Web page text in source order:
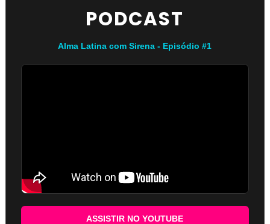
PODCAST
Alma Latina com Sirena - Episódio #1
ASSISTIR NO YOUTUBE